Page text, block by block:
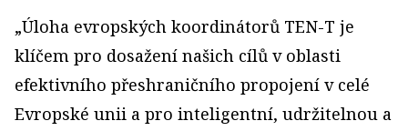
„Úloha evropských koordinátorů TEN-T je
klíčem pro dosažení našich cílů v oblasti
efektivního přeshraničního propojení v celé
Evropské unii a pro inteligentní, udržitelnou a